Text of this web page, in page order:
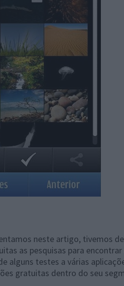
neste artigo, tivemos
as pesquisas para
alguns testes a várias
gratuitas dentro do seu